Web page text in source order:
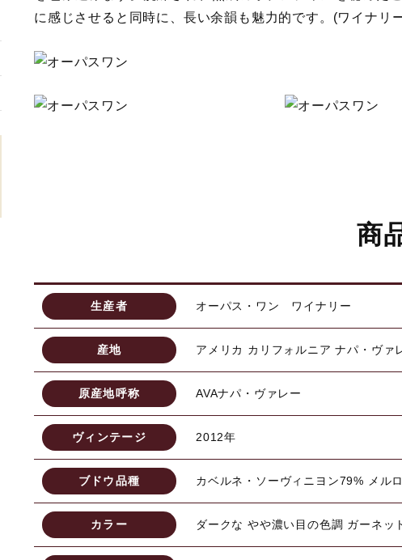
に感じさせると同時に、長い余韻も魅力的です。(ワイナリ
商
生産者 オーパス・ワン ワイナリー
産地 アメリカ カリフォルニア ナパ・ヴァ
原産地呼称 AVAナパ・ヴァレー
ヴィンテージ 2012年
ブドウ品種 カベルネ・ソーヴィニヨン79% メル
カラー ダークな やや濃い目の色調 ガーネッ